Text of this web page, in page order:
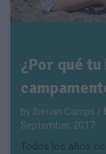
¿Por qué
by Iberian Camps /
September, 2017
Todos los años